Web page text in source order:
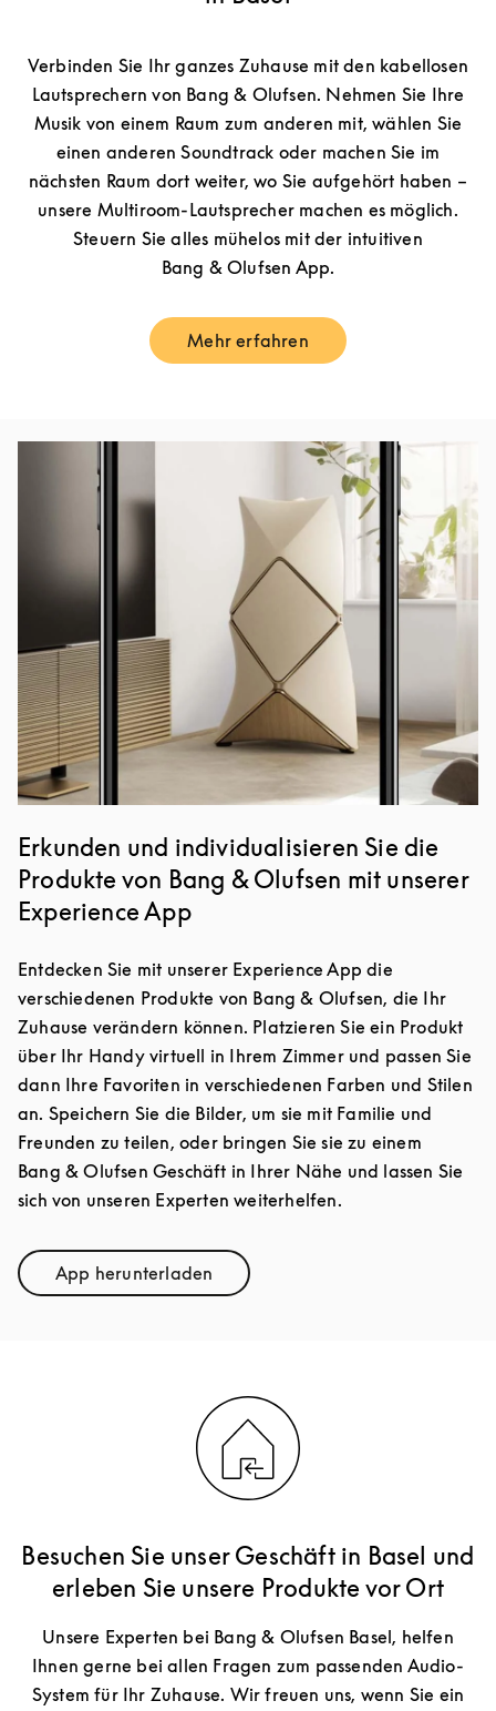
Verbinden Sie Ihr ganzes Zuhause mit den kabellosen
Lautsprechern von Bang & Olufsen. Nehmen Sie Ihre
Musik von einem Raum zum anderen mit, wählen Sie
einen anderen Soundtrack oder machen Sie im
nächsten Raum dort weiter, wo Sie aufgehört haben –
unsere Multiroom-Lautsprecher machen es möglich.
Steuern Sie alles mühelos mit der intuitiven
Bang & Olufsen App.
Mehr erfahrenLink Opens in New Tab
Erkunden und individualisieren Sie die
Produkte von Bang & Olufsen mit unserer
Experience App
Entdecken Sie mit unserer Experience App die
verschiedenen Produkte von Bang & Olufsen, die Ihr
Zuhause verändern können. Platzieren Sie ein Produkt
über Ihr Handy virtuell in Ihrem Zimmer und passen Sie
dann Ihre Favoriten in verschiedenen Farben und Stilen
an. Speichern Sie die Bilder, um sie mit Familie und
Freunden zu teilen, oder bringen Sie sie zu einem
Bang & Olufsen Geschäft in Ihrer Nähe und lassen Sie
sich von unseren Experten weiterhelfen.
App herunterladenLink Opens in New Tab
Besuchen Sie unser Geschäft in Basel und
erleben Sie unsere Produkte vor Ort
Unsere Experten bei Bang & Olufsen Basel, helfen
Ihnen gerne bei allen Fragen zum passenden Audio-
System für Ihr Zuhause. Wir freuen uns, wenn Sie ein